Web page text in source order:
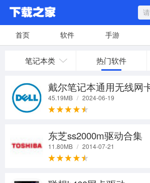
首页 软件 手游
笔记本类 热门软件
戴尔笔记本通用无线网
45.19MB / 2024-06-19
东芝ss2000m驱动合集
11.80MB / 2014-07-21